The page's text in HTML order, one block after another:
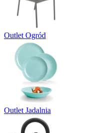
Outlet Ogród
Outlet Jadalnia